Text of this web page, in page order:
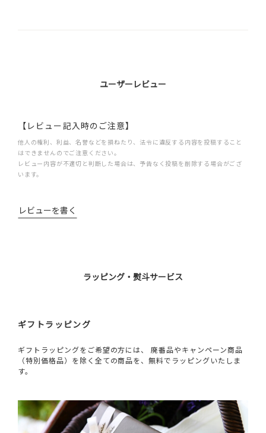
ユーザーレビュー
【レビュー記入時のご注意】
他人の権利、利益、名誉などを損ねたり、法令に違反する内容を投稿すること
はできませんのでご注意ください。
レビュー内容が不適切と判断した場合は、予告なく投稿を削除する場合がござ
います。
レビューを書く
ラッピング・熨斗サービス
ギフトラッピング
ギフトラッピングをご希望の方には、 廃番品やキャンペーン商品
（特別価格品）を除く全ての商品を、無料でラッピングいたしま
す。